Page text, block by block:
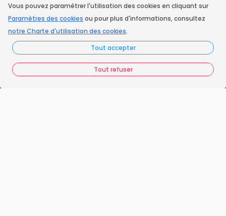
Vous pouvez paramétrer l'utilisation des cookies en cliquant sur
Paramètres des cookies ou pour plus d'informations, consultez
notre Charte d'utilisation des cookies.
Tout accepter
Tout refuser
Instagram
Accueil
Nos engagements